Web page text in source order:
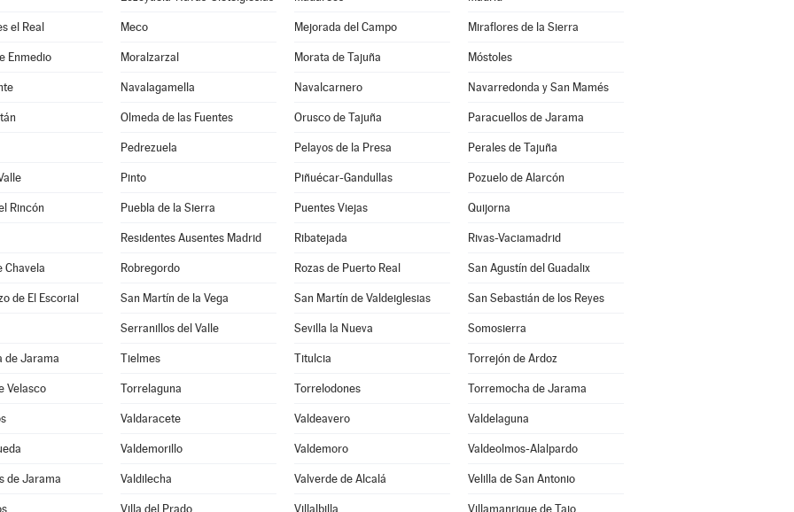
el Real Meco Mejorada del Campo Miraflores de la Sierra
Enmedio Moralzarzal Morata de Tajuña Móstoles
Navalagamella Navalcarnero Navarredonda y San Mamés
Olmeda de las Fuentes Orusco de Tajuña Paracuellos de Jarama
Pedrezuela Pelayos de la Presa Perales de Tajuña
Pinto Piñuécar-Gandullas Pozuelo de Alarcón
Rincón Puebla de la Sierra Puentes Viejas Quijorna
Residentes Ausentes Madrid Ribatejada Rivas-Vaciamadrid
Chavela Robregordo Rozas de Puerto Real San Agustín del Guadalix
de El Escorial San Martín de la Vega San Martín de Valdeiglesias San Sebastián de los Reyes
Serranillos del Valle Sevilla la Nueva Somosierra
de Jarama Tielmes Titulcia Torrejón de Ardoz
Velasco Torrelaguna Torrelodones Torremocha de Jarama
Valdaracete Valdeavero Valdelaguna
Valdemorillo Valdemoro Valdeolmos-Alalpardo
de Jarama Valdilecha Valverde de Alcalá Velilla de San Antonio
Villa del Prado Villalbilla Villamanrique de Tajo